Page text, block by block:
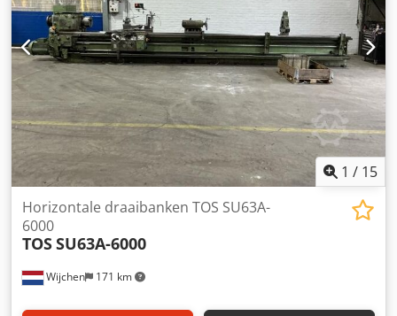
Conventionele L+Z draaibank, centerhoogte 320 mm,
centerlengte 3000 mm, doorlaat Ø 82 mm, 27 toerentallen
9 - 1800 omw/min, motor 18,5 kW, spindelneus DIN'',
afmetingen 560x130x190 cm, gewicht ca. 5000 kg;
Uitrusting: digitale uitlezing op 2 assen, koelinstallatie, 3-
klauw FORKART klauwplaat Ø 400 mm, roterende
dreefcenter, RAPID snelwissel-gereedschapshouder met
diverse inzetstukken, elk 1 vaste en meedraaiende bril met
rolkoppen. Chodpfxozin Nio Ahroa
1 / 15
Wijchen 171 km
Horizontale draaibanken TOS SU63A-
6000
TOSSU63A-6000